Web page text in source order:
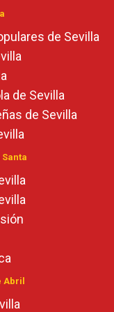
de Sevilla
de Sevilla
de Sevilla
Abril